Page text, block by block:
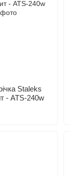
Staleks
- ATS-240w